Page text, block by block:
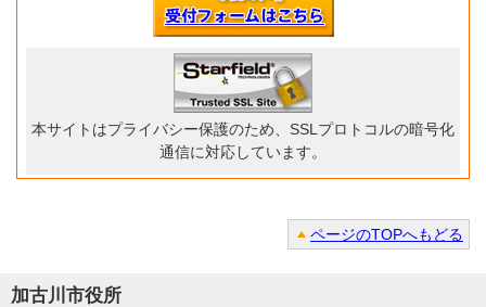
本サイトはプライバシー保護のため、SSLプロトコルの暗号化
通信に対応しています。
ページのTOPへもどる
加古川市役所